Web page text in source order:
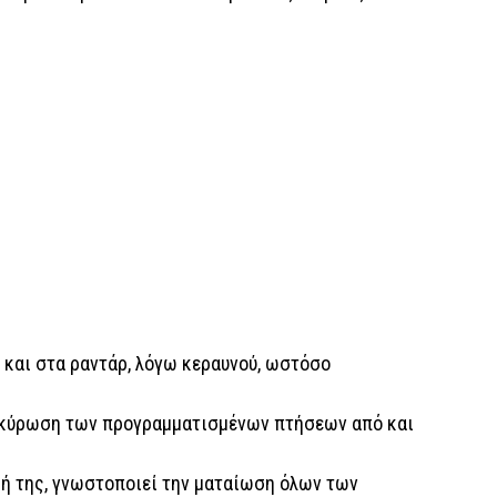
στα ραντάρ, λόγω κεραυνού, ωστόσο
των προγραμματισμένων πτήσεων από και
της, γνωστοποιεί την ματαίωση όλων των